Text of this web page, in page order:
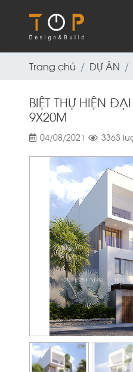
Trang chủ DỰ ÁN
BIỆT THỰ HIỆN
9X20M
04/08/2021 3363